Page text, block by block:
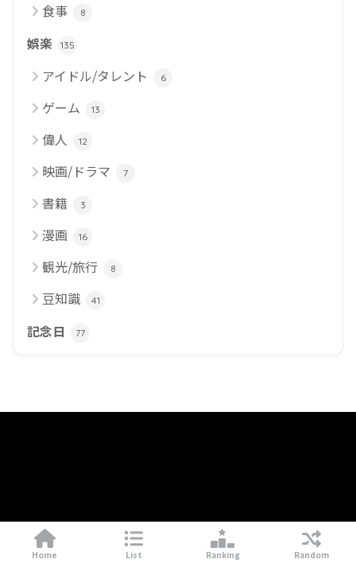
食事 8
娯楽 135
アイドル/タレント 6
ゲーム 13
偉人 12
映画/ドラマ 7
書籍 3
漫画 16
観光/旅行 8
豆知識 41
記念日 77
Home List Ranking Random